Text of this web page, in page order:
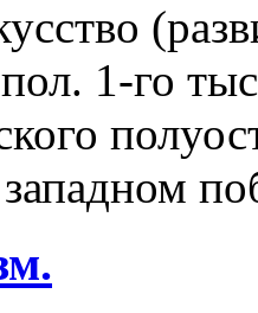
1-го
западном